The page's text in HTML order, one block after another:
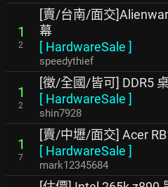
1
2
[賣/台南/面交
幕
[ HardwareSale ]
speedythief
1
2
[徵/全國/皆可] DDR5
[ HardwareSale ]
shin7928
1
7
[賣/中壢/面交] Acer
[ HardwareSale ]
mark12345684